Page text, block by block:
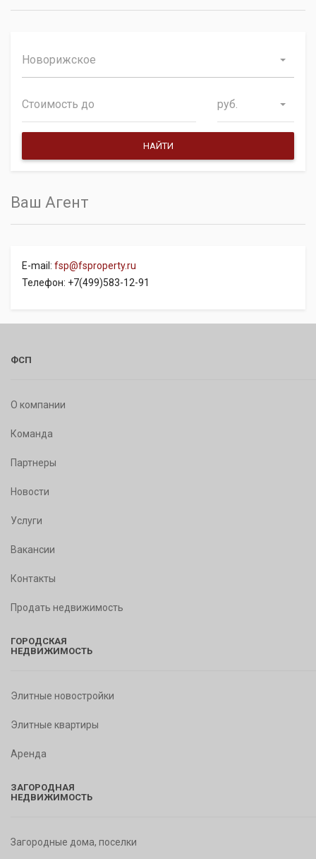
Новорижское
руб.
Ваш Агент
E-mail: fsp@fsproperty.ru
Телефон: +7(499)583-12-91
ФСП
О компании
Команда
Партнеры
Новости
Услуги
Вакансии
Контакты
Продать недвижимость
ГОРОДСКАЯ
НЕДВИЖИМОСТЬ
Элитные новостройки
Элитные квартиры
Аренда
ЗАГОРОДНАЯ
НЕДВИЖИМОСТЬ
Загородные дома, поселки